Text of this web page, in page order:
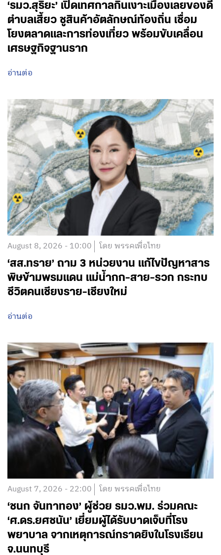
‘รมว.สุริยะ’ เปิดเทศกาลกินเงาะเมืองเลยของดี
ตำบลเสี้ยว ชูสินค้าอัตลักษณ์ท้องถิ่น เชื่อม
โยงตลาดและการท่องเที่ยว พร้อมขับเคลื่อน
เศรษฐกิจฐานราก
อ่านต่อ
August 8, 2026 - 10:00 โดย พรรคเพื่อไทย
‘สส.ทราย’ ถาม 3 หน่วยงาน แก้ไขปัญหาสาร
พิษข้ามพรมแดน แม่น้ำกก-สาย-รวก กระทบ
ชีวิตคนเชียงราย-เชียงใหม่
อ่านต่อ
August 7, 2026 - 22:00 โดย พรรคเพื่อไทย
‘ชนก จันทาทอง’ ผู้ช่วย รมว.พม. ร่วมคณะ
‘ศ.ดร.ยศชนัน’ เยี่ยมผู้ได้รับบาดเจ็บที่โรง
พยาบาล จากเหตุการณ์กราดยิงในโรงเรียน
จ.นนทบุรี